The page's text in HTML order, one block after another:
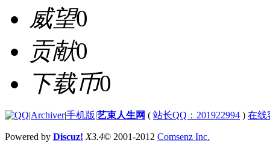
威望0
贡献0
下载币0
|Archiver|手机版|艺束人生网 ( 站长QQ：201922994 ) 在线
Powered by Discuz! X3.4© 2001-2012 Comsenz Inc.